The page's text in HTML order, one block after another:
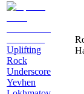
Uplifting
Rock
Underscore
Yevhen